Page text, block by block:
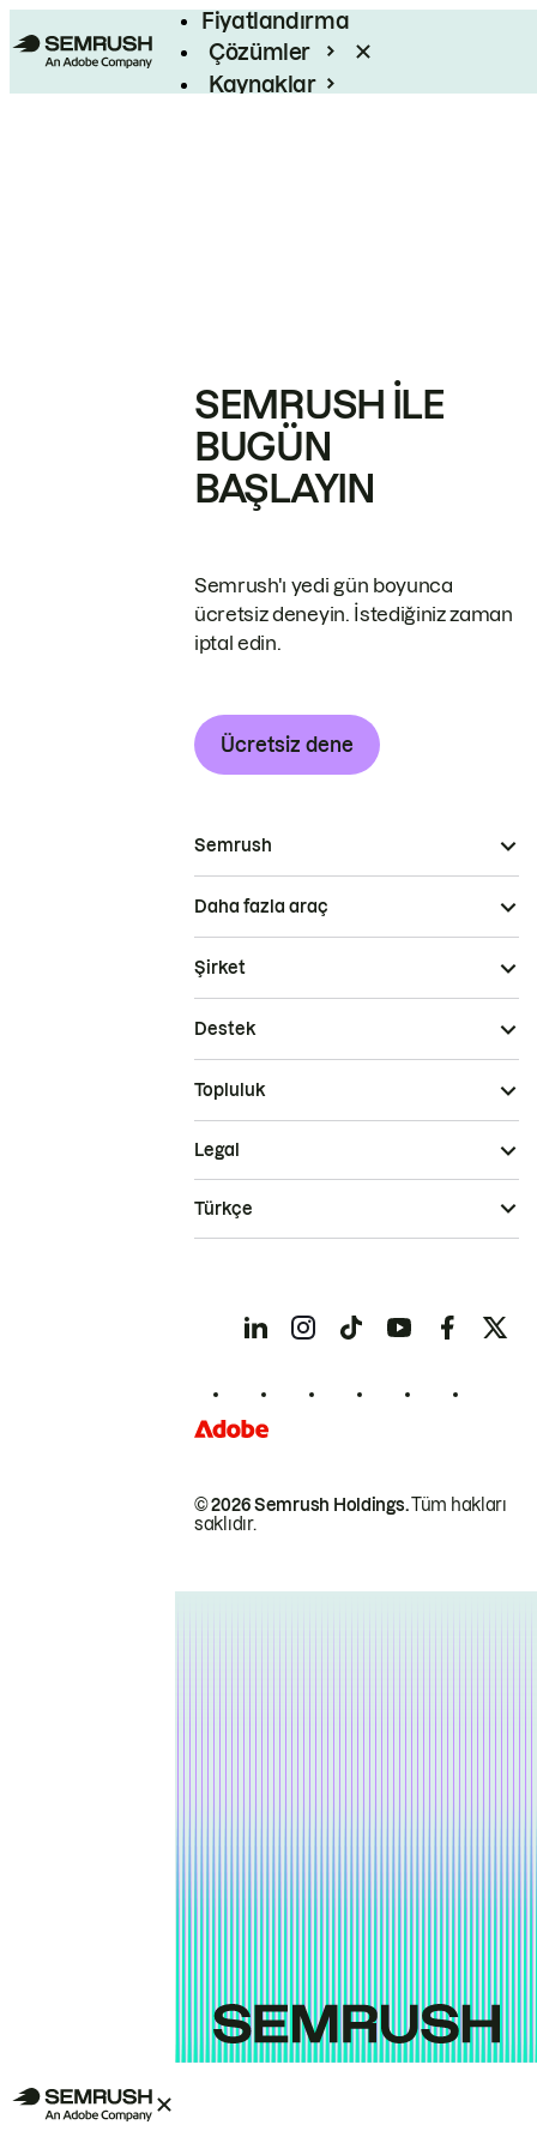
Fiyatlandırma
Çözümler
Kaynaklar
SEMRUSH ILE
BUGÜN
BAŞLAYIN
Semrush'ı yedi gün boyunca
ücretsiz deneyin. İstediğiniz zaman
iptal edin.
Ücretsiz dene
Semrush
Daha fazla araç
Şirket
Destek
Topluluk
© 2026 Semrush Holdings.Tüm hakları
saklıdır.
Legal
Türkçe